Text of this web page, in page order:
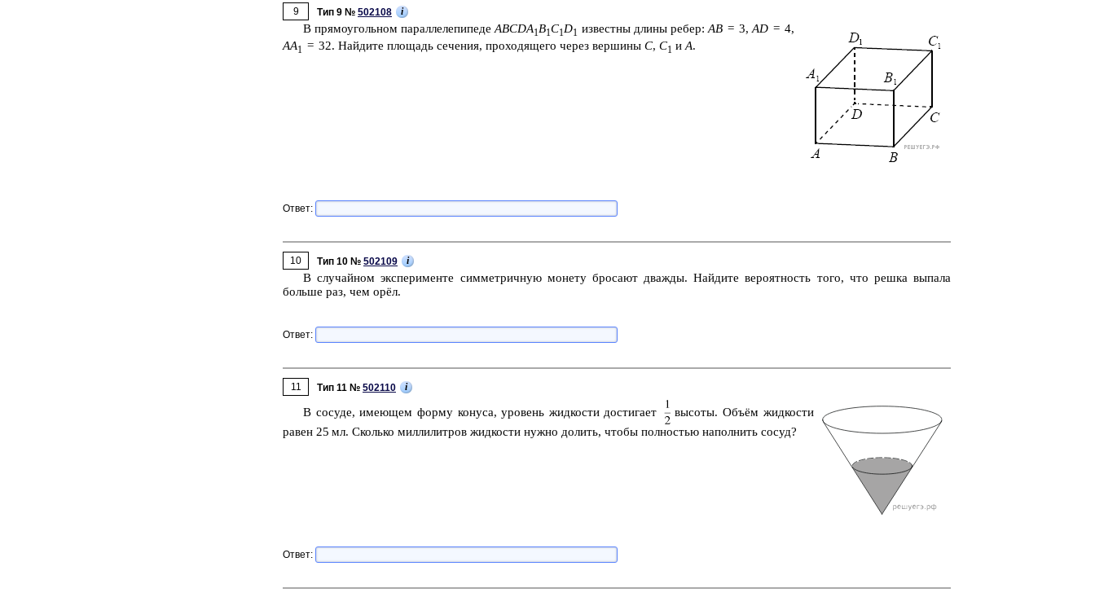
9 Тип 9 № 502108 i
В пря­мо­уголь­ном па­рал­ле­ле­пи­пе­деABCDA1B1C1D1 из­вест­ны длины ребер:AB= 3,AD = 4,
AA1 = 32. Най­ди­те пло­щадь се­че­ния, про­хо­дя­ще­го через вер­ши­ны С, С1 иА.
Ответ:
10 Тип 10 № 502109 i
В слу­чай­ном экс­пе­ри­мен­те сим­мет­рич­ную мо­не­ту бро­са­ют два­жды. Най­ди­те ве­ро­ят­ность того, что решка вы­па­ла
боль­ше раз, чем орёл.
Ответ:
11 Тип 11 № 502110 i
В со­су­де, име­ю­щем форму ко­ну­са, уро­вень жид­ко­сти до­сти­га­ет
вы­со­ты. Объём жид­ко­сти
равен 25 мл. Сколь­ко мил­ли­лит­ров жид­ко­сти нужно до­лить, чтобы пол­но­стью на­пол­нить сосуд?
Ответ: